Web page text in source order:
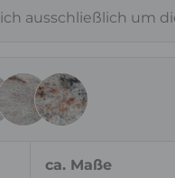
ausschließlich um
ca. Maße